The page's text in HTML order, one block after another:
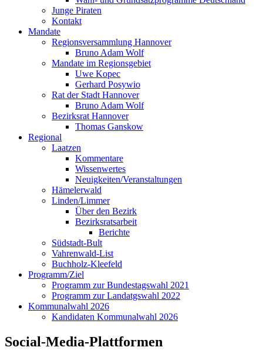
Junge Piraten
Kontakt
Mandate
Regionsversammlung Hannover
Bruno Adam Wolf
Mandate im Regionsgebiet
Uwe Kopec
Gerhard Posywio
Rat der Stadt Hannover
Bruno Adam Wolf
Bezirksrat Hannover
Thomas Ganskow
Regional
Laatzen
Kommentare
Wissenwertes
Neuigkeiten/Veranstaltungen
Hämelerwald
Linden/Limmer
Über den Bezirk
Bezirksratsarbeit
Berichte
Südstadt-Bult
Vahrenwald-List
Buchholz-Kleefeld
Programm/Ziel
Programm zur Bundestagswahl 2021
Programm zur Landatgswahl 2022
Kommunalwahl 2026
Kandidaten Kommunalwahl 2026
Social-Media-Plattformen